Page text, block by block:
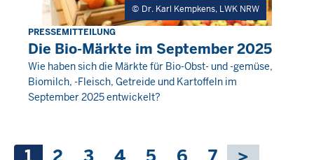
Dr. Karl Kempkens, LWK NRW
Donnerstag,
30
Oktober
2025
-
PRESSEMITTEILUNG
Die Bio-Märkte im September 2025
Wie haben sich die Märkte für Bio-Obst- und -gemüse,
Biomilch, -Fleisch, Getreide und Kartoffeln im
September 2025 entwickelt?
Seitennummerierung